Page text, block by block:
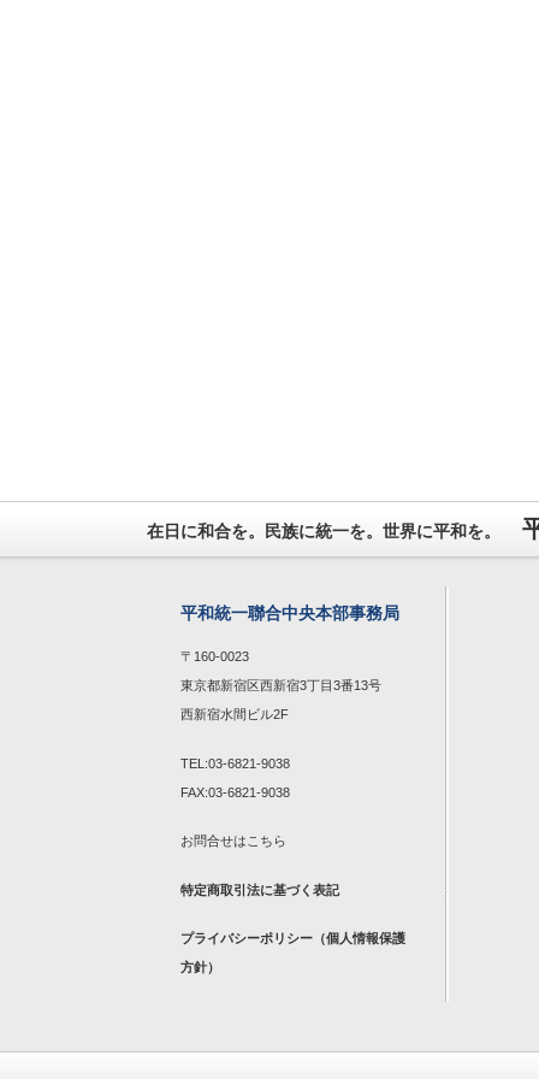
在日に和合を。民族に統一を。世界に平和を。
平和統一聯合中央本部事務局
〒160-0023
東京都新宿区西新宿3丁目3番13号
西新宿水間ビル2F
TEL:03-6821-9038
FAX:03-6821-9038
お問合せは こちら
特定商取引法に基づく表記
プライバシーポリシー（個人情報保護
方針）